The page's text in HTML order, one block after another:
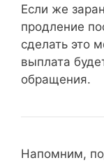
Если же
продление
сделать это
выплата
обращения.
Напомним,